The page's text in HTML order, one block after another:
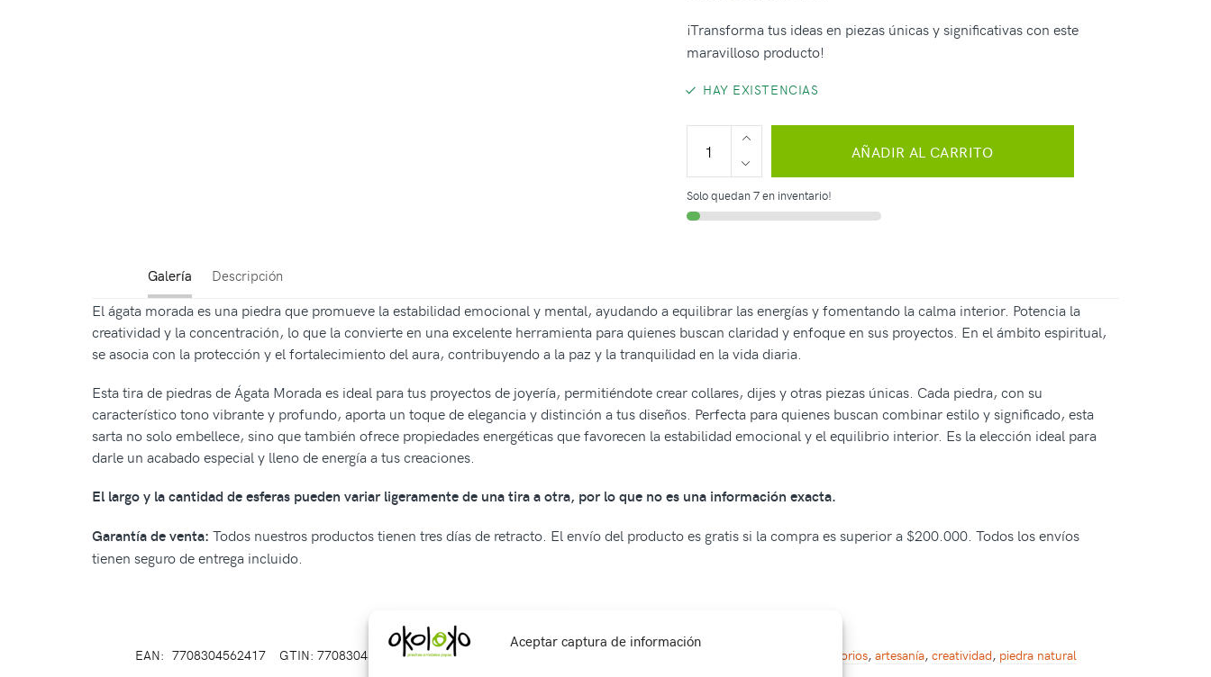
Aceptar captura de información
¡Transforma tus ideas en piezas únicas y significativas con este
maravilloso producto!
HAY EXISTENCIAS
AÑADIR AL CARRITO
Solo quedan 7 en inventario!
Galería Descripción
El ágata morada es una piedra que promueve la estabilidad emocional y mental, ayudando a equilibrar las energías y fomentando la calma interior. Potencia la
creatividad y la concentración, lo que la convierte en una excelente herramienta para quienes buscan claridad y enfoque en sus proyectos. En el ámbito espiritual,
se asocia con la protección y el fortalecimiento del aura, contribuyendo a la paz y la tranquilidad en la vida diaria.
Esta tira de piedras de Ágata Morada es ideal para tus proyectos de joyería, permitiéndote crear collares, dijes y otras piezas únicas. Cada piedra, con su
característico tono vibrante y profundo, aporta un toque de elegancia y distinción a tus diseños. Perfecta para quienes buscan combinar estilo y significado, esta
sarta no solo embellece, sino que también ofrece propiedades energéticas que favorecen la estabilidad emocional y el equilibrio interior. Es la elección ideal para
darle un acabado especial y lleno de energía a tus creaciones.
El largo y la cantidad de esferas pueden variar ligeramente de una tira a otra, por lo que no es una información exacta.
Garantía de venta: Todos nuestros productos tienen tres días de retracto. El envío del producto es gratis si la compra es superior a $200.000. Todos los envíos
tienen seguro de entrega incluido.
EAN: 7708304562417 GTIN: 7708304562417 SKU: accesorios, artesanía, creatividad, piedra natural